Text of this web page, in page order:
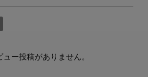
ュー投稿がありません。